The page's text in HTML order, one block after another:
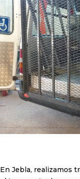
En Jebla, realizamos